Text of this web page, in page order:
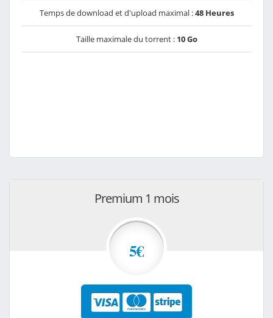
Temps de download et d'upload maximal :48 Heures
Taille maximale du torrent : 10 Go
Premium 1 mois
5€